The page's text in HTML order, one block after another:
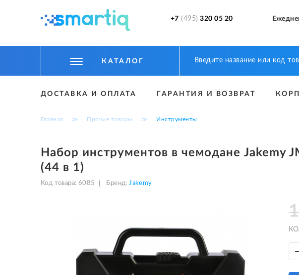
+7 (495) 320 05 20
КАТАЛОГ
ТОВАРЫ ДЛЯ АВТО
АКСЕССУАРЫ
ТОВАРЫ ДЛЯ ПИТОМЦЕВ
ДОСТАВКА И ОПЛАТА ГАРАНТИЯ И ВОЗВРАТ
Главная ≫ Прочие товары ≫ Инструменты
Набор инструментов в чемодане Jakemy
(44 в 1)
Код товара: 6085 Бренд: Jakemy